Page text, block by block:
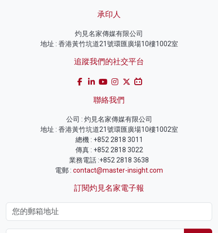
承印人
灼見名家傳媒有限公司
地址 : 香港黃竹坑道21號環匯廣場10樓1002室
追蹤我們的社交平台
聯絡我們
公司 : 灼見名家傳媒有限公司
地址 : 香港黃竹坑道21號環匯廣場10樓1002室
總機 : +852 2818 3011
傳真 : +852 2818 3022
業務電話 :+852 2818 3638
電郵 : contact@master-insight.com
訂閱灼見名家電子報